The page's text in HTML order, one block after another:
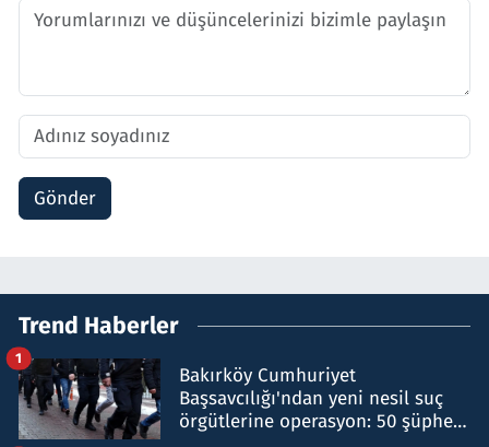
Gönder
Trend Haberler
Bakırköy Cumhuriyet
Başsavcılığı'ndan yeni nesil suç
örgütlerine operasyon: 50 şüpheli
1